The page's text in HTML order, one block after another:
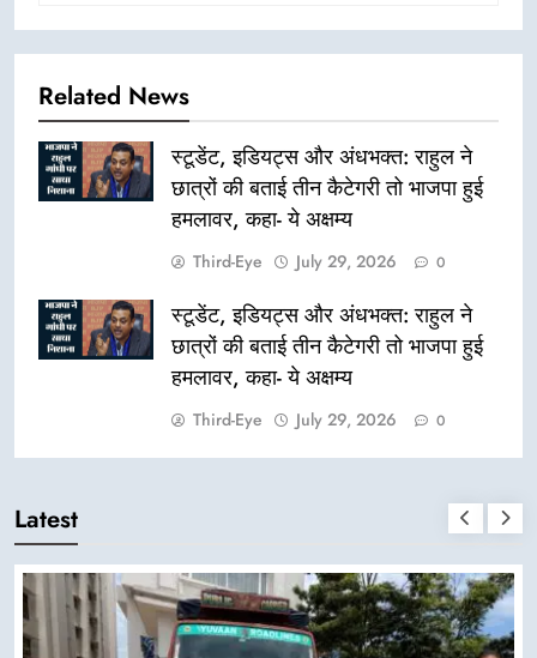
Related News
स्टूडेंट, इडियट्स और अंधभक्त: राहुल ने
छात्रों की बताई तीन कैटेगरी तो भाजपा हुई
हमलावर, कहा- ये अक्षम्य
Third-Eye July 29, 2026 0
स्टूडेंट, इडियट्स और अंधभक्त: राहुल ने
छात्रों की बताई तीन कैटेगरी तो भाजपा हुई
हमलावर, कहा- ये अक्षम्य
Third-Eye July 29, 2026 0
Latest